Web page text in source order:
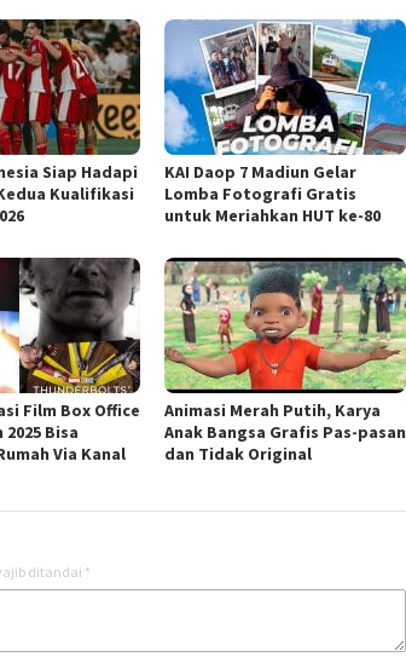
Siap Hadapi
Kualifikasi
KAI Daop 7 Madiun Gelar
Lomba Fotografi Gratis
untuk Meriahkan HUT ke-80
Film Box Office
Bisa
Via Kanal
Animasi Merah Putih, Karya
Anak Bangsa Grafis Pas-pasan
dan Tidak Original
ditandai *